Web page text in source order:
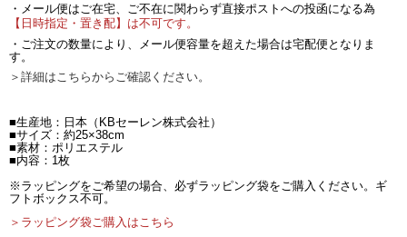
・メール便はご在宅、ご不在に関わらず直接ポストへの投函になる為
【日時指定・置き配】は不可です。
・ご注文の数量により、メール便容量を超えた場合は宅配便となりま
す。
＞詳細はこちらからご確認ください。
■生産地：日本（KBセーレン株式会社）
■サイズ：約25×38cm
■素材：ポリエステル
■内容：1枚
※ラッピングをご希望の場合、必ずラッピング袋をご購入ください。ギ
フトボックス不可。
＞ラッピング袋ご購入はこちら